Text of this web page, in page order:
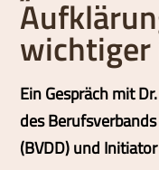
wichtiger
Ein Gespräch mit
des
(BVDD) und